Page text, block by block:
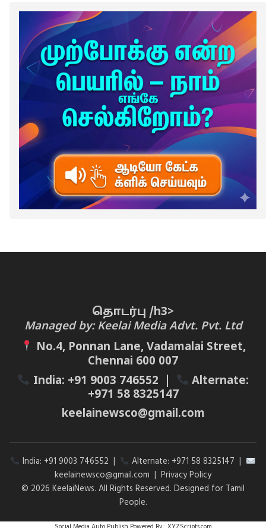
தொடர்பு /h3>
Managed by: Keelai Media Advt. Pvt. Ltd
No.4, Ponnan Lane, Vadamalai Street,
Chennai 600 007
India: +91 9003 746552
Alternate:
+971 58 8325147
keelainewsco@gmail.com
India: +91 9003 746552 Alternate: +971 58 8325147
keelainewsco@gmail.com
Privacy Policy
© 2026 KeelaiNews. All Rights Reserved. Designed for Tamil
People.